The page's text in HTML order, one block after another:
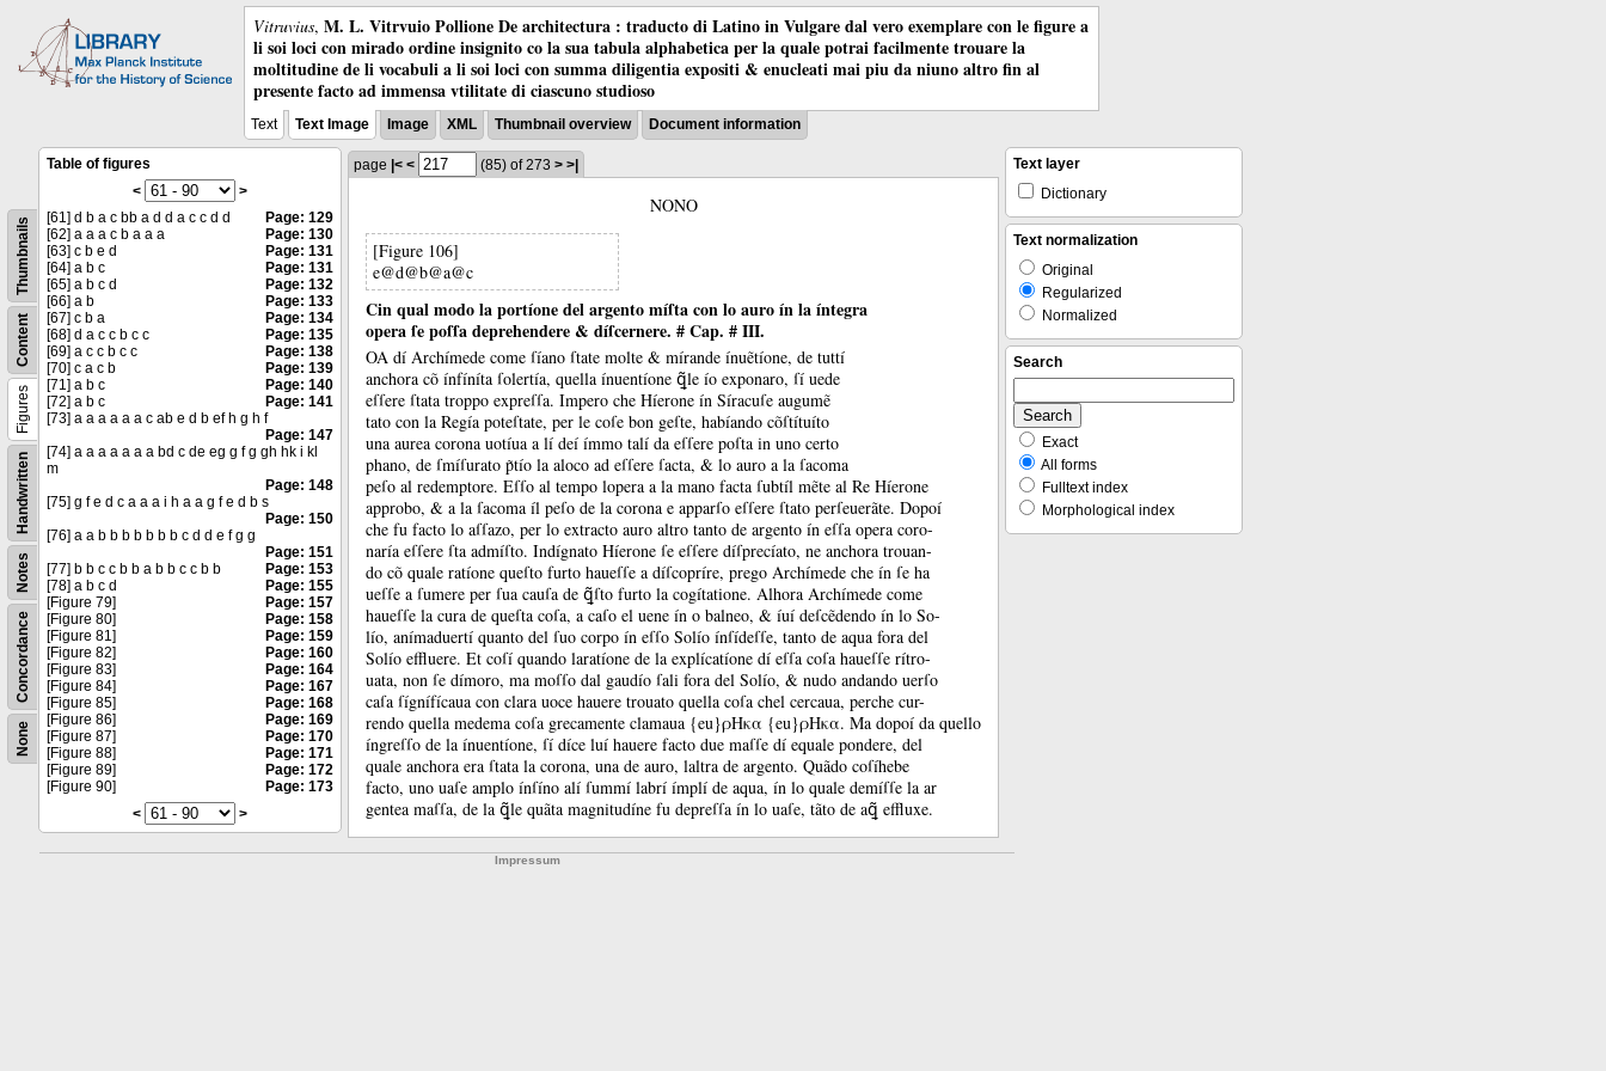
Vitruvius, M. L. Vitrvuio Pollione De architectura : traducto di Latino in Vulgare dal vero exemplare con le figure a
li soi loci con mirado ordine insignito co la sua tabula alphabetica per la quale potrai facilmente trouare la
moltitudine de li vocabuli a li soi loci con summa diligentia expositi & enucleati mai piu da niuno altro fin al
presente facto ad immensa vtilitate di ciascuno studioso
Text Text Image Image XML Thumbnail overview Document information
None
Concordance
Notes
Handwritten
Figures
Content
Thumbnails
Table of figures
<
>
[61] d b a c bb a d d a c c d d
Page: 129
[62] a a a c b a a a
Page: 130
[63] c b e d
Page: 131
[64] a b c
Page: 131
[65] a b c d
Page: 132
[66] a b
Page: 133
[67] c b a
Page: 134
[68] d a c c b c c
Page: 135
[69] a c c b c c
Page: 138
[70] c a c b
Page: 139
[71] a b c
Page: 140
[72] a b c
Page: 141
[73] a a a a a a c ab e d b ef h g h f
Page: 147
[74] a a a a a a a bd c de eg g f g gh hk i kl
m
Page: 148
[75] g f e d c a a a i h a a g f e d b s
Page: 150
[76] a a b b b b b b b c d d e f g g
Page: 151
[77] b b c c b b a b b c c b b
Page: 153
[78] a b c d
Page: 155
[Figure 79]
Page: 157
[Figure 80]
Page: 158
[Figure 81]
Page: 159
[Figure 82]
Page: 160
[Figure 83]
Page: 164
[Figure 84]
Page: 167
[Figure 85]
Page: 168
[Figure 86]
Page: 169
[Figure 87]
Page: 170
[Figure 88]
Page: 171
[Figure 89]
Page: 172
[Figure 90]
Page: 173
<
>
page |< < (85) of 273 > >|
NONO
[Figure 106]
e@d@b@a@c
Cin qual modo la portíone del argento míſta con lo auro ín la íntegra
opera ſe poſſa deprehendere & díſcernere. # Cap. # III.
OA dí Archímede come ſíano ſtate molte & mírande ínuẽtíone, de tuttí
anchora cõ ínfíníta ſolertía, quella ínuentíone ꝗ̃le ío exponaro, ſí uede
eſſere ſtata troppo expreſſa. Impero che Híerone ín Síracuſe augumẽ
tato con la Regía poteſtate, per le coſe bon geſte, habíando cõſtítuíto
una aurea corona uotíua a lí deí ímmo talí da eſſere poſta in uno certo
phano, de ſmíſurato p̃tío la aloco ad eſſere ſacta, & lo auro a la ſacoma
peſo al redemptore. Eſſo al tempo lopera a la mano facta ſubtíl mẽte al Re Híerone
approbo, & a la ſacoma íl peſo de la corona e apparſo eſſere ſtato perſeuerãte. Dopoí
che fu facto lo aſſazo, per lo extracto auro altro tanto de argento ín eſſa opera coro-
naría eſſere ſta admíſto. Indígnato Híerone ſe eſſere díſprecíato, ne anchora trouan-
do cõ quale ratíone queſto furto haueſſe a díſcopríre, prego Archímede che ín ſe ha
ueſſe a ſumere per ſua cauſa de ꝗ̃ſto furto la cogítatione. Alhora Archímede come
haueſſe la cura de queſta coſa, a caſo el uene ín o balneo, & íuí deſcẽdendo ín lo So-
lío, anímaduertí quanto del ſuo corpo ín eſſo Solío ínſídeſſe, tanto de aqua fora del
Solío effluere. Et coſí quando laratíone de la explícatíone dí eſſa coſa haueſſe rítro-
uata, non ſe dímoro, ma moſſo dal gaudío ſali fora del Solío, & nudo andando uerſo
caſa ſígnífícaua con clara uoce hauere trouato quella coſa chel cercaua, perche cur-
rendo quella medema coſa grecamente clamaua {eu}ρΗκα {eu}ρΗκα. Ma dopoí da quello
íngreſſo de la ínuentíone, ſí díce luí hauere facto due maſſe dí equale pondere, del
quale anchora era ſtata la corona, una de auro, laltra de argento. Quãdo coſíhebe
facto, uno uaſe amplo ínſíno alí ſummí labrí ímplí de aqua, ín lo quale demíſſe la ar
gentea maſſa, de la ꝗ̃le quãta magnitudíne fu depreſſa ín lo uaſe, tãto de aꝗ̃ effluxe.
Text layer
Dictionary
Text normalization
Original
Regularized
Normalized
Search
Exact
All forms
Fulltext index
Morphological index
Impressum